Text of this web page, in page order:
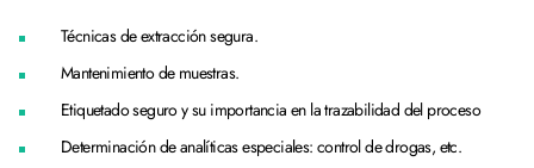
Técnicas de extracción segura.
Mantenimiento de muestras.
Etiquetado seguro y su importancia en la trazabilidad del proceso
Determinación de analíticas especiales: control de drogas, etc.